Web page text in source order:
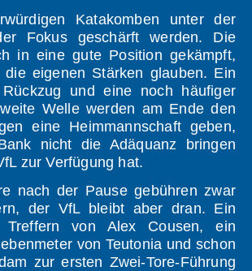
Katakomben unter der
Fokus geschärft werden. Die
in eine gute Position gekämpft,
eigenen Stärken glauben. Ein
Rückzug und eine noch häufiger
Welle werden am Ende den
eine Heimmannschaft geben,
nicht die Adäquanz bringen
zur Verfügung hat.
nach der Pause gebühren zwar
der VfL bleibt aber dran. Ein
Treffern von Alex Cousen, ein
von Teutonia und schon
zur ersten Zwei-Tore-Führung